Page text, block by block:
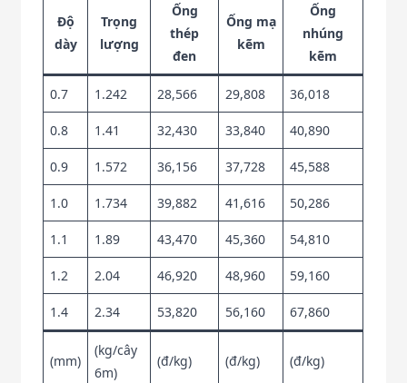
Độ
dày
Trọng
lượng
Ống
thép
đen
Ống mạ
kẽm
Ống
nhúng
kẽm
0.7 1.242 28,566 29,808 36,018
0.8 1.41 32,430 33,840 40,890
0.9 1.572 36,156 37,728 45,588
1.0 1.734 39,882 41,616 50,286
1.1 1.89 43,470 45,360 54,810
1.2 2.04 46,920 48,960 59,160
1.4 2.34 53,820 56,160 67,860
(mm)
(kg/cây
6m)
(đ/kg) (đ/kg) (đ/kg)